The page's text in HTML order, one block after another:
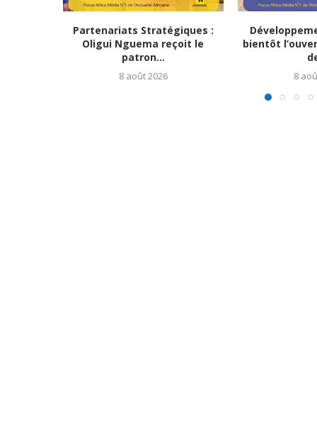
Partenariats Stratégiques :
Oligui Nguema reçoit le
patron...
8 août 2026
bientôt
8